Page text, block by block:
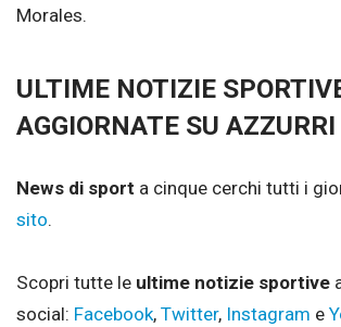
Morales.
ULTIME NOTIZIE
AGGIORNATE SU
News di sport a cinque cerchi tutti i
sito.
Scopri tutte le ultime notizie sportive
social: Facebook, Twitter, Instagram e